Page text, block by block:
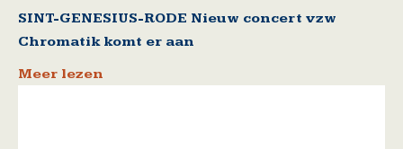
SINT-GENESIUS-RODE Nieuw concert vzw
Chromatik komt er aan
Meer lezen